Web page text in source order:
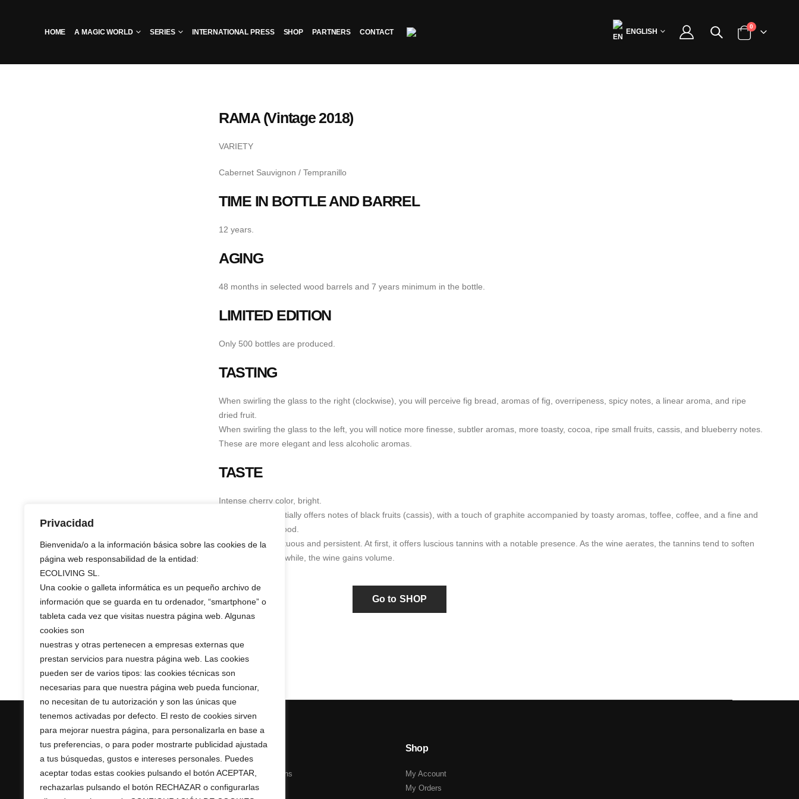
Privacidad
Bienvenida/o a la información básica sobre las cookies de la
página web responsabilidad de la entidad:
ECOLIVING SL.
Una cookie o galleta informática es un pequeño archivo de
información que se guarda en tu ordenador, “smartphone” o
tableta cada vez que visitas nuestra página web. Algunas
cookies son
nuestras y otras pertenecen a empresas externas que
prestan servicios para nuestra página web. Las cookies
pueden ser de varios tipos: las cookies técnicas son
necesarias para que nuestra página web pueda funcionar,
no necesitan de tu autorización y son las únicas que
tenemos activadas por defecto. El resto de cookies sirven
para mejorar nuestra página, para personalizarla en base a
tus preferencias, o para poder mostrarte publicidad ajustada
a tus búsquedas, gustos e intereses personales. Puedes
aceptar todas estas cookies pulsando el botón ACEPTAR,
rechazarlas pulsando el botón RECHAZAR o configurarlas
HOME A MAGIC WORLD SERIES INTERNATIONAL PRESS SHOP PARTNERS CONTACT ENGLISH
0
RAMA (Vintage 2018)
VARIETY
Cabernet Sauvignon / Tempranillo
TIME IN BOTTLE AND BARREL
12 years.
AGING
48 months in selected wood barrels and 7 years minimum in the bottle.
LIMITED EDITION
Only 500 bottles are produced.
TASTING
When swirling the glass to the right (clockwise), you will perceive fig bread, aromas of fig, overripeness, spicy notes, a linear aroma, and ripe
dried fruit.
When swirling the glass to the left, you will notice more finesse, subtler aromas, more toasty, cocoa, ripe small fruits, cassis, and blueberry notes.
These are more elegant and less alcoholic aromas.
TASTE
Intense cherry color, bright.
On the nose, it initially offers notes of black fruits (cassis), with a touch of graphite accompanied by toasty aromas, toffee, coffee, and a fine and
well-integrated wood.
The palate is unctuous and persistent. At first, it offers luscious tannins with a notable presence. As the wine aerates, the tannins tend to soften
completely. Meanwhile, the wine gains volume.
Go to SHOP
+ 34 967 16 04 64
Legal
Shop Conditions
Privacy
Shop
My Account
My Orders